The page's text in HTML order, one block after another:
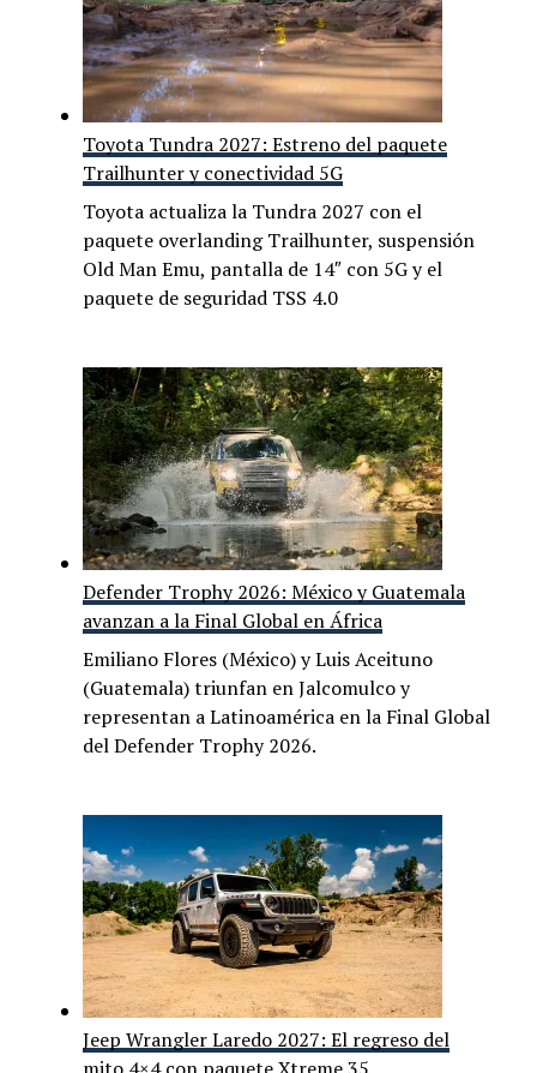
Toyota Tundra 2027: Estreno del paquete
Trailhunter y conectividad 5G
Toyota actualiza la Tundra 2027 con el
paquete overlanding Trailhunter, suspensión
Old Man Emu, pantalla de 14″ con 5G y el
paquete de seguridad TSS 4.0
Defender Trophy 2026: México y Guatemala
avanzan a la Final Global en África
Emiliano Flores (México) y Luis Aceituno
(Guatemala) triunfan en Jalcomulco y
representan a Latinoamérica en la Final Global
del Defender Trophy 2026.
Jeep Wrangler Laredo 2027: El regreso del